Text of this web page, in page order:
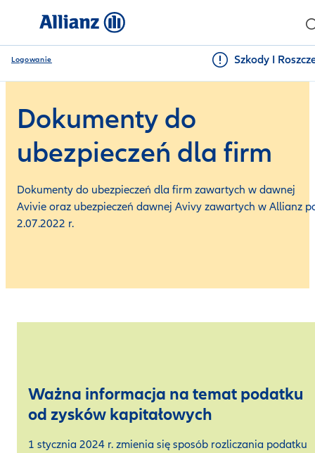
Logowanie Szkody I
Dokumenty do
ubezpieczeń dla firm
Dokumenty do ubezpieczeń dla firm zawartych w dawnej
Avivie oraz ubezpieczeń dawnej Avivy zawartych w Allianz
2.07.2022 r.
Ważna informacja na temat podatku
od zysków kapitałowych
1 stycznia 2024 r. zmienia się sposób rozliczania podatku